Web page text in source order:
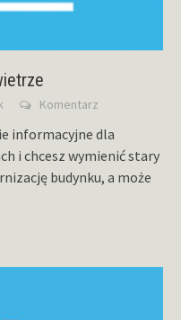
Komentarz
informacyjne dla
i chcesz wymienić stary
budynku, a może